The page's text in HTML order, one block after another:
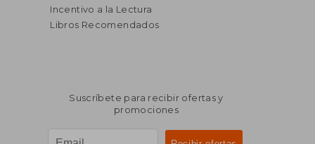
Incentivo a la Lectura
Libros Recomendados
Suscríbete para recibir ofertas y
promociones